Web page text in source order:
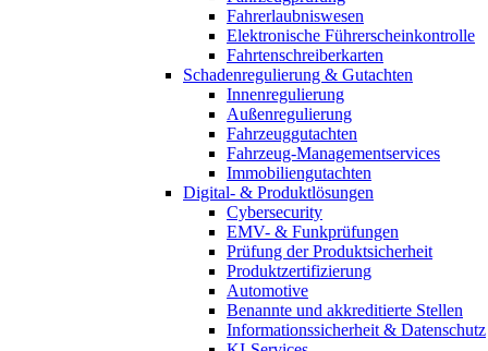
Fahrerlaubniswesen
Elektronische Führerscheinkontrolle
Fahrtenschreiberkarten
Schadenregulierung & Gutachten
Innenregulierung
Außenregulierung
Fahrzeuggutachten
Fahrzeug-Managementservices
Immobiliengutachten
Digital- & Produktlösungen
Cybersecurity
EMV- & Funkprüfungen
Prüfung der Produktsicherheit
Produktzertifizierung
Automotive
Benannte und akkreditierte Stellen
Informationssicherheit & Datenschutz